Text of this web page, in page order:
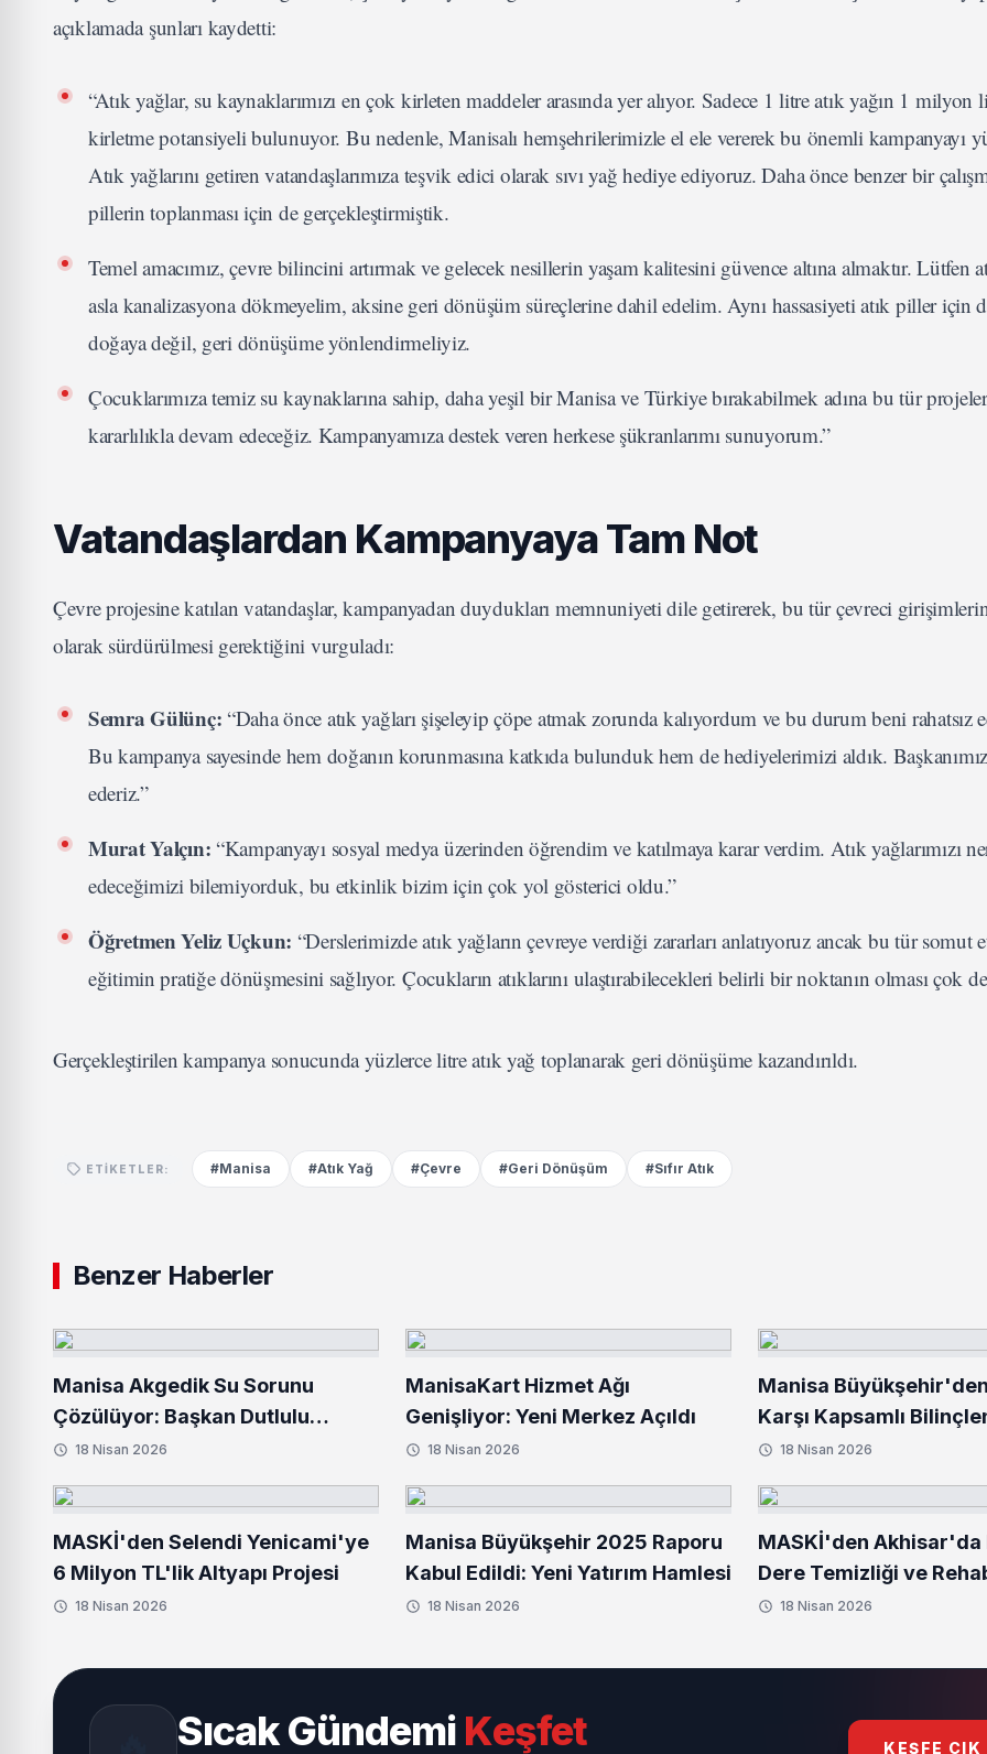
açıklamada şunları kaydetti:
“Atık yağlar, su kaynaklarımızı en çok kirleten maddeler arasında yer alıyor. Sadece 1 litre atık yağın 1 milyon
kirletme potansiyeli bulunuyor. Bu nedenle, Manisalı hemşehrilerimizle el ele vererek bu önemli kampanyayı
Atık yağlarını getiren vatandaşlarımıza teşvik edici olarak sıvı yağ hediye ediyoruz. Daha önce benzer bir
pillerin toplanması için de gerçekleştirmiştik.
Temel amacımız, çevre bilincini artırmak ve gelecek nesillerin yaşam kalitesini güvence altına almaktır. Lütfen
asla kanalizasyona dökmeyelim, aksine geri dönüşüm süreçlerine dahil edelim. Aynı hassasiyeti atık piller için
doğaya değil, geri dönüşüme yönlendirmeliyiz.
Çocuklarımıza temiz su kaynaklarına sahip, daha yeşil bir Manisa ve Türkiye bırakabilmek adına bu tür
kararlılıkla devam edeceğiz. Kampanyamıza destek veren herkese şükranlarımı sunuyorum.”
Vatandaşlardan Kampanyaya Tam Not
Çevre projesine katılan vatandaşlar, kampanyadan duydukları memnuniyeti dile getirerek, bu tür çevreci
olarak sürdürülmesi gerektiğini vurguladı:
Semra Gülünç: “Daha önce atık yağları şişeleyip çöpe atmak zorunda kalıyordum ve bu durum beni rahatsız
Bu kampanya sayesinde hem doğanın korunmasına katkıda bulunduk hem de hediyelerimizi aldık.
ederiz.”
Murat Yalçın: “Kampanyayı sosyal medya üzerinden öğrendim ve katılmaya karar verdim. Atık yağlarımızı
edeceğimizi bilemiyorduk, bu etkinlik bizim için çok yol gösterici oldu.”
Öğretmen Yeliz Uçkun: “Derslerimizde atık yağların çevreye verdiği zararları anlatıyoruz ancak bu tür somut
eğitimin pratiğe dönüşmesini sağlıyor. Çocukların atıklarını ulaştırabilecekleri belirli bir noktanın olması çok
Gerçekleştirilen kampanya sonucunda yüzlerce litre atık yağ toplanarak geri dönüşüme kazandırıldı.
ETIKETLER: #Manisa #Atık Yağ #Çevre #Geri Dönüşüm #Sıfır Atık
Benzer Haberler
Manisa Akgedik Su Sorunu
Çözülüyor: Başkan Dutlulu
Müjdeyi Verdi
18 Nisan 2026
ManisaKart Hizmet Ağı
Genişliyor: Yeni Merkez Açıldı
18 Nisan 2026
Manisa
Karşı Kapsamlı
18 Nisan 2026
MASKİ'den Selendi Yenicami'ye
6 Milyon TL'lik Altyapı Projesi
18 Nisan 2026
Manisa Büyükşehir 2025 Raporu
Kabul Edildi: Yeni Yatırım Hamlesi
18 Nisan 2026
MASKİ'den Akhisar'da
Dere Temizliği ve
18 Nisan 2026
Sıcak Gündemi Keşfet KEŞFE ÇIK